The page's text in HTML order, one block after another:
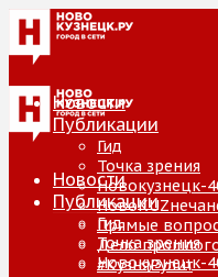
Новости
Публикации
Гид
Точка зрения
Новокузнецк-
Прямые
Дело
#КузняРулит
Новости
Публикации
Гид
Точка зрения
Новокузнецк-